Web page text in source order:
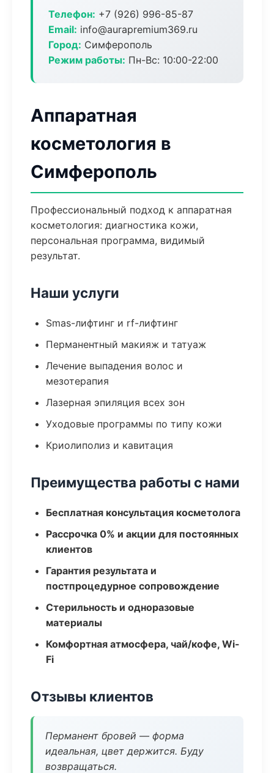
Телефон: +7 (926) 996-85-87
Email: info@aurapremium369.ru
Город: Симферополь
Режим работы: Пн-Вс: 10:00-22:00
Аппаратная
косметология в
Симферополь
Профессиональный подход к аппаратная
косметология: диагностика кожи,
персональная программа, видимый
результат.
Наши услуги
Smas-лифтинг и rf-лифтинг
Перманентный макияж и татуаж
Лечение выпадения волос и
мезотерапия
Лазерная эпиляция всех зон
Уходовые программы по типу кожи
Криолиполиз и кавитация
Преимущества работы с нами
Бесплатная консультация косметолога
Рассрочка 0% и акции для постоянных
клиентов
Гарантия результата и
постпроцедурное сопровождение
Стерильность и одноразовые
материалы
Комфортная атмосфера, чай/кофе, Wi-
Fi
Отзывы клиентов
Перманент бровей — форма
идеальная, цвет держится. Буду
возвращаться.